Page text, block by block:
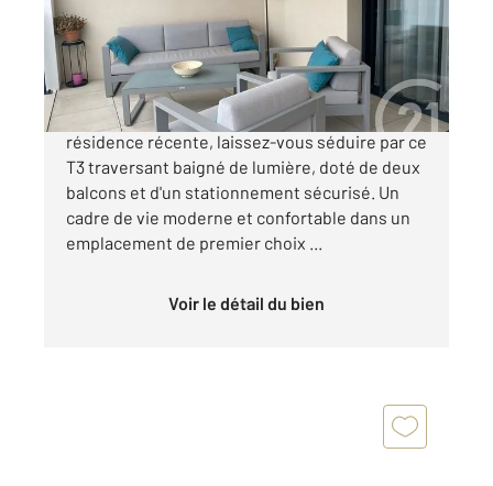
Appartement F3 à vendre
535 000 €
Situé au cœur de Narbonne, dans une
résidence récente, laissez-vous séduire par ce
T3 traversant baigné de lumière, doté de deux
balcons et d'un stationnement sécurisé. Un
cadre de vie moderne et confortable dans un
emplacement de premier choix ...
Voir le détail du bien